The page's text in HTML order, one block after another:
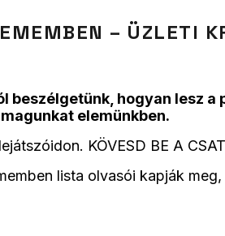
– ÜZLETI
beszélgetünk, hogyan lesz
elemünkben.
KÖVESD BE A
lista olvasói kapják